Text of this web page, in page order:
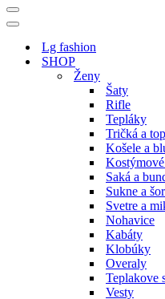
Menu
navigácie
Menu
navigácieLg fashion
SHOP
Ženy
Šaty
Rifle
Tepláky
Tričká a
Košele a
Saká a
Sukne a
Svetre a
Nohavice
Kabáty
Klobúky
Overaly
Teplakove
Vesty